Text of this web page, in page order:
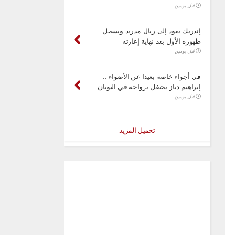
قبل يومين
إندريك يعود إلى ريال مدريد ويسجل
ظهوره الأول بعد نهاية إعارته
قبل يومين
في أجواء خاصة بعيدا عن الأضواء ..
إبراهيم دياز يحتفل بزواجه في اليونان
قبل يومين
تحميل المزيد